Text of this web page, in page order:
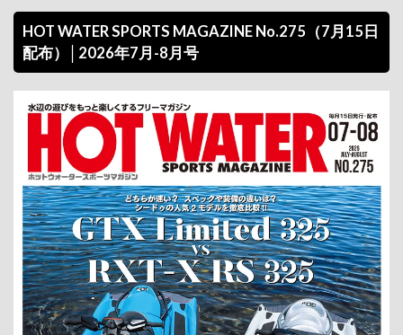
HOT WATER SPORTS MAGAZINE No.275（7月15日
配布）│2026年7月-8月号